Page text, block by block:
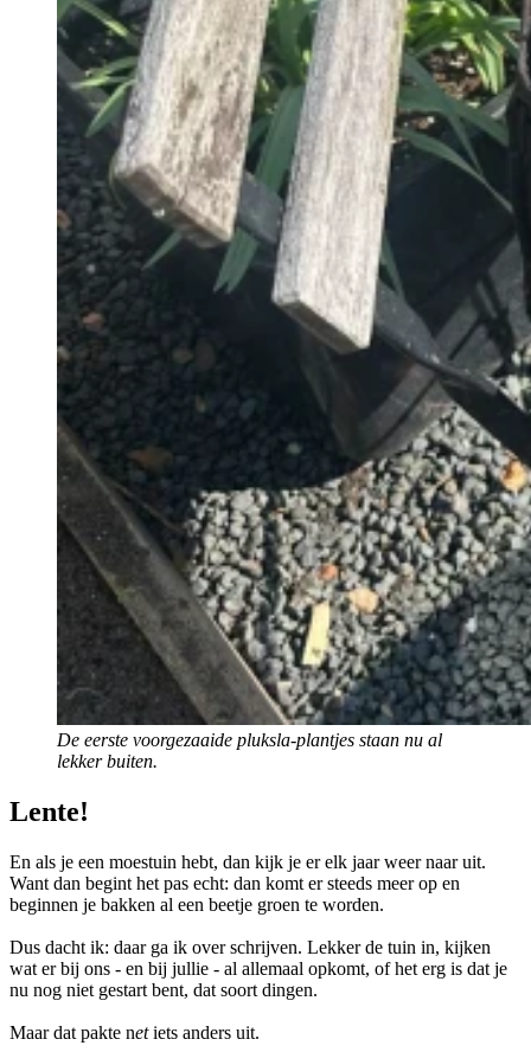
De eerste voorgezaaide pluksla-plantjes staan nu al
lekker buiten.
Lente!
En als je een moestuin hebt, dan kijk je er elk jaar weer naar uit.
Want dan begint het pas echt: dan komt er steeds meer op en
beginnen je bakken al een beetje groen te worden.
Dus dacht ik: daar ga ik over schrijven. Lekker de tuin in, kijken
wat er bij ons - en bij jullie - al allemaal opkomt, of het erg is dat je
nu nog niet gestart bent, dat soort dingen.
Maar dat pakte netiets anders uit.